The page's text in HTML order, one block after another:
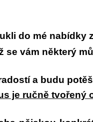
do mé nabídky
se vám některý
a budu
je ručně tvořený